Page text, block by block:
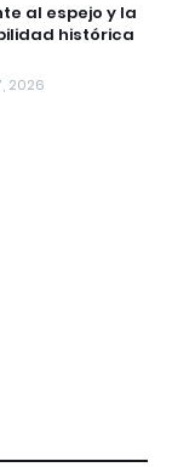
al espejo y la
histórica
2026